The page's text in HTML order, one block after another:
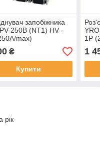
запобіжника
250B (NT1) HV -
max)
₴
Купити
1P
1
рік